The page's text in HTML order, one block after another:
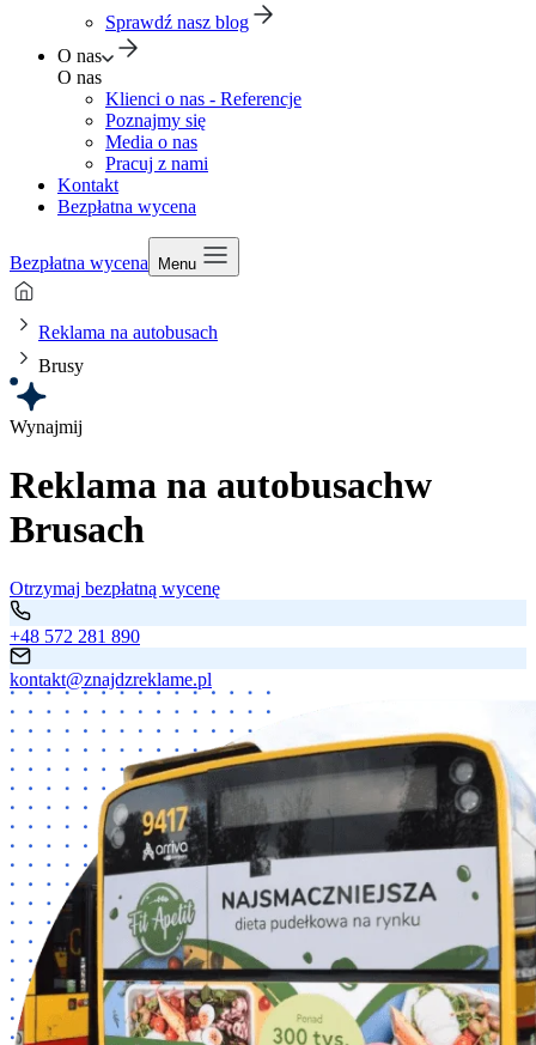
Sprawdź nasz blog
O nas
O nas
Klienci o nas - Referencje
Poznajmy się
Media o nas
Pracuj z nami
Kontakt
Bezpłatna wycena
Bezpłatna wycena Menu
Reklama na autobusach
Brusy
Wynajmij
Reklama na autobusachw
Brusach
Otrzymaj bezpłatną wycenę
+48 572 281 890
kontakt@znajdzreklame.pl